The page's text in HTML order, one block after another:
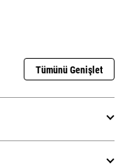
Tümünü Genişlet